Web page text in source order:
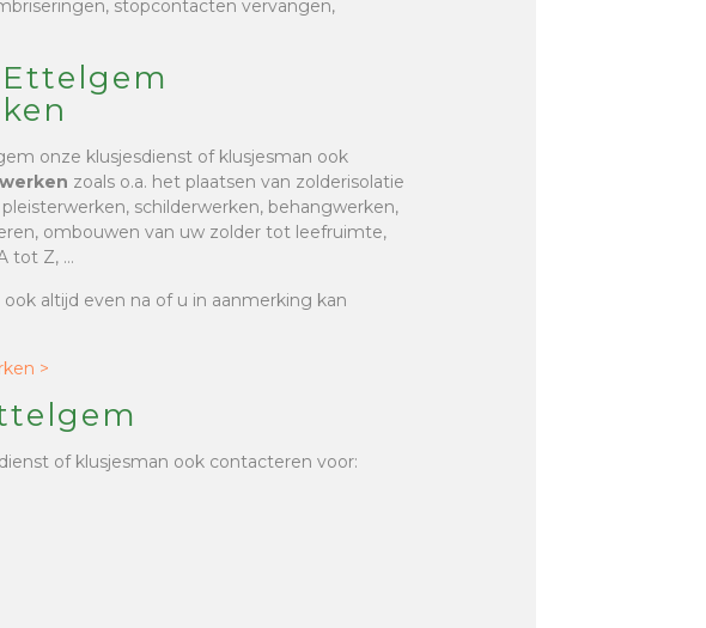
stopcontacten vervangen,
onze klusjesdienst of klusjesman ook
zoals o.a. het plaatsen van zolderisolatie
schilderwerken, behangwerken,
ombouwen van uw zolder tot leefruimte,
tot Z, …
altijd even na of u in aanmerking kan
>
of klusjesman ook contacteren voor: